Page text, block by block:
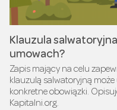
Klauzula
umowach?
Zapis mający na celu
klauzulą salwatoryjną
konkretne obowiązki.
Kapitalni.org.